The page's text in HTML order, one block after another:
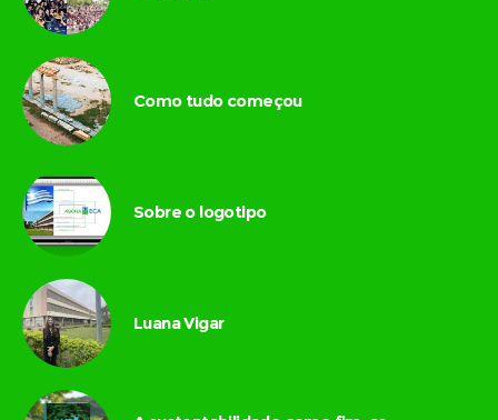
Como tudo começou
Sobre o logotipo
Luana Vigar